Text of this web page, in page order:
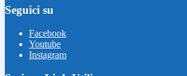
Seguici su
Facebook
Youtube
Instagram